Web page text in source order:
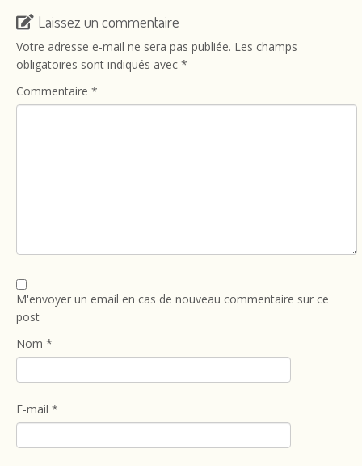
Laissez un commentaire
Votre adresse e-mail ne sera pas publiée. Les champs
obligatoires sont indiqués avec *
Commentaire *
M'envoyer un email en cas de nouveau commentaire sur ce
post
Nom *
E-mail *